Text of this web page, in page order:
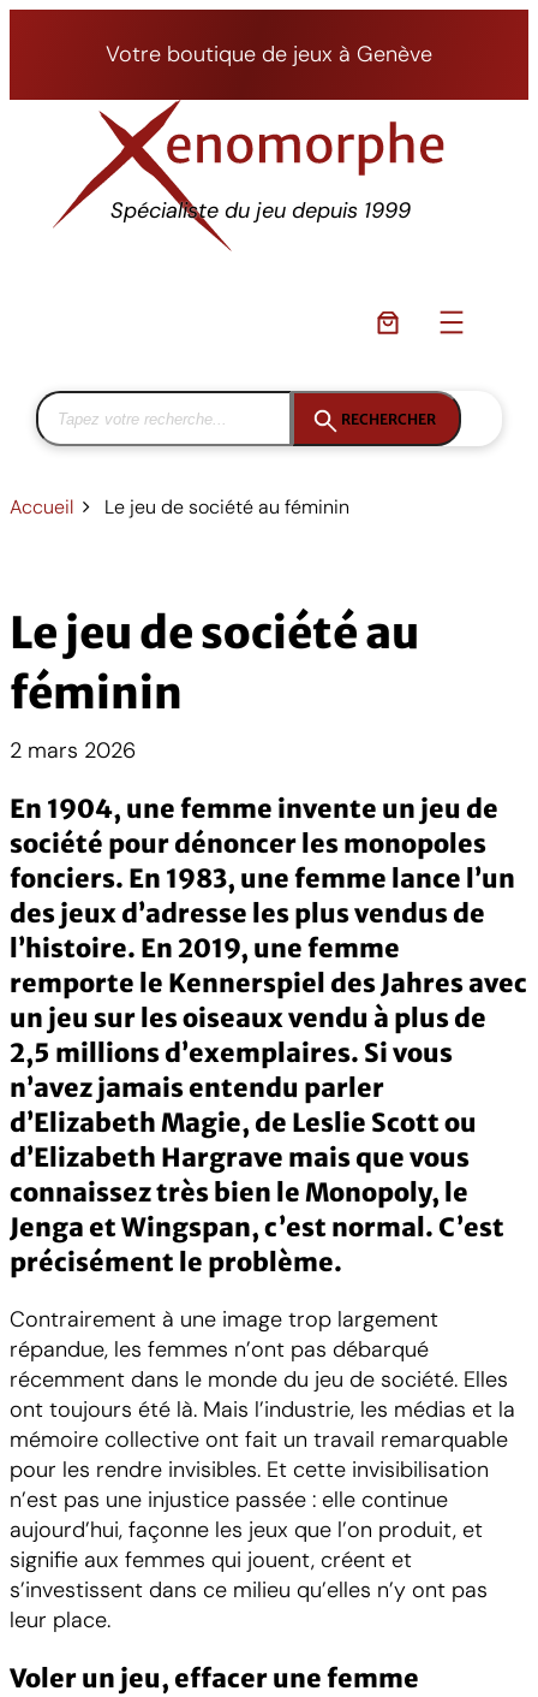
Votre boutique de jeux à Genève
Spécialiste du jeu depuis 1999
RECHERCHER
Accueil Le jeu de société au féminin
Le jeu de société au
féminin
2 mars 2026
En 1904, une femme invente un jeu de
société pour dénoncer les monopoles
fonciers. En 1983, une femme lance l’un
des jeux d’adresse les plus vendus de
l’histoire. En 2019, une femme
remporte le Kennerspiel des Jahres avec
un jeu sur les oiseaux vendu à plus de
2,5 millions d’exemplaires. Si vous
n’avez jamais entendu parler
d’Elizabeth Magie, de Leslie Scott ou
d’Elizabeth Hargrave mais que vous
connaissez très bien le Monopoly, le
Jenga et Wingspan, c’est normal. C’est
précisément le problème.
Contrairement à une image trop largement
répandue, les femmes n’ont pas débarqué
récemment dans le monde du jeu de société. Elles
ont toujours été là. Mais l’industrie, les médias et la
mémoire collective ont fait un travail remarquable
pour les rendre invisibles. Et cette invisibilisation
n’est pas une injustice passée : elle continue
aujourd’hui, façonne les jeux que l’on produit, et
signifie aux femmes qui jouent, créent et
s’investissent dans ce milieu qu’elles n’y ont pas
leur place.
Voler un jeu, effacer une femme